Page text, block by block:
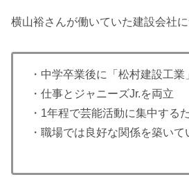
横山裕さんが働いていた建設会社
・中学卒業後に「松村建設工業
・仕事とジャニーズJr.を両立
・1年程で芸能活動に集中する
・職場では良好な関係を築いて